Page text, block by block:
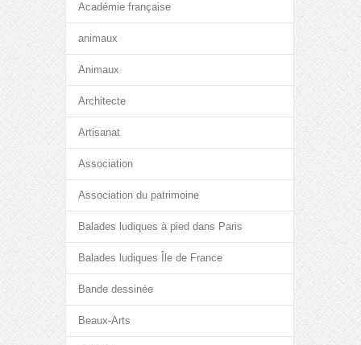
Académie française
animaux
Animaux
Architecte
Artisanat
Association
Association du patrimoine
Balades ludiques à pied dans Paris
Balades ludiques Île de France
Bande dessinée
Beaux-Arts